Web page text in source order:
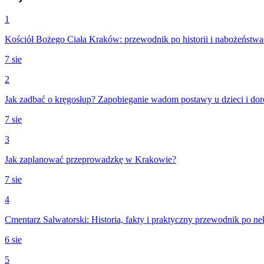
1
Kościół Bożego Ciała Kraków: przewodnik po historii i
7 sie
2
Jak zadbać o kręgosłup? Zapobieganie wadom postawy u dzieci i
7 sie
3
Jak zaplanować przeprowadzkę w Krakowie?
7 sie
4
Cmentarz Salwatorski: Historia, fakty i praktyczny przewodnik po
6 sie
5